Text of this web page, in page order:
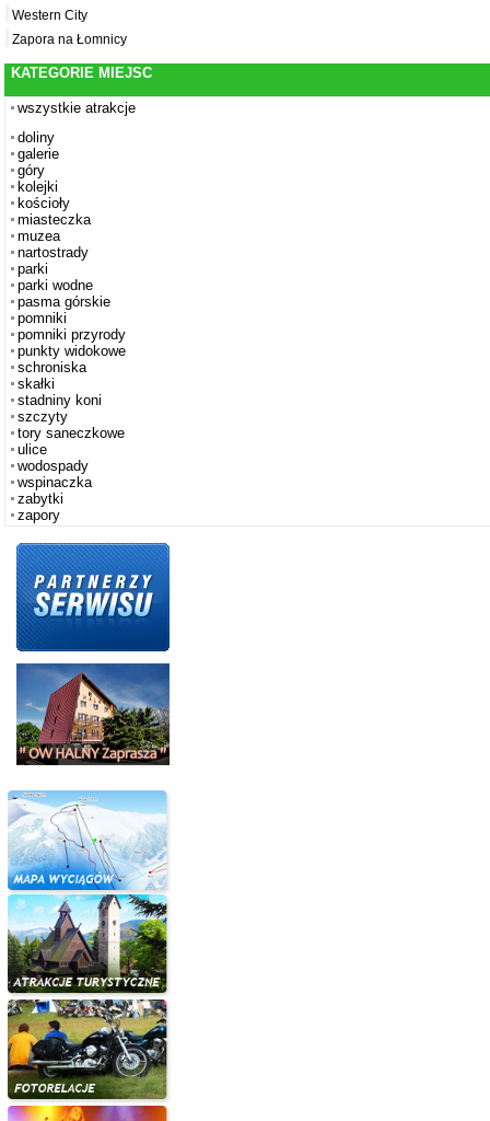
Western City
Zapora na Łomnicy
KATEGORIE MIEJSC
wszystkie atrakcje
doliny
galerie
góry
kolejki
kościoły
miasteczka
muzea
nartostrady
parki
parki wodne
pasma górskie
pomniki
pomniki przyrody
punkty widokowe
schroniska
skałki
stadniny koni
szczyty
tory saneczkowe
ulice
wodospady
wspinaczka
zabytki
zapory